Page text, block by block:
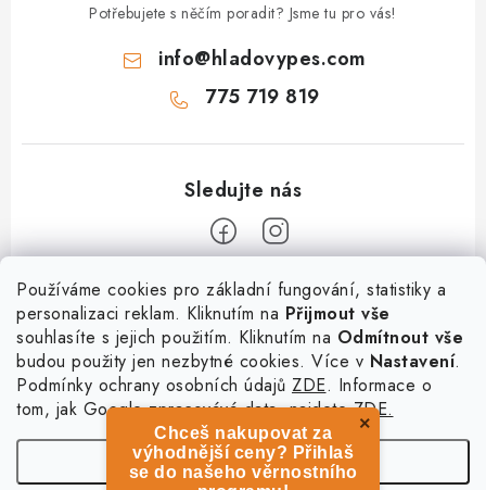
Používáme cookies pro základní fungování, statistiky a
personalizaci reklam. Kliknutím na Přijmout vše
souhlasíte s jejich použitím. Kliknutím na Odmítnout vše
budou použity jen nezbytné cookies. Více v Nastavení.
Podmínky ochrany osobních údajů ZDE. Informace o
tom, jak Google zpracovává data, najdeteZDE.
Nastavení
Potřebujete s něčím poradit? Jsme tu pro vás!
info@hladovypes.com
775 719 819
Informace
O nás
Kontakty
Služby
PetExpert - pojištění psů
Pujčení paddleboardu a psí plovací vesty
×
Chceš nakupovat za
výhodnější ceny? Přihlaš
se do našeho věrnostního